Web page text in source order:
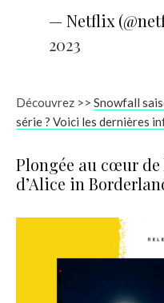
— Netflix
2023
Découvrez >> Snowfall
série ? Voici les dernières
Plongée au cœur
d’Alice in